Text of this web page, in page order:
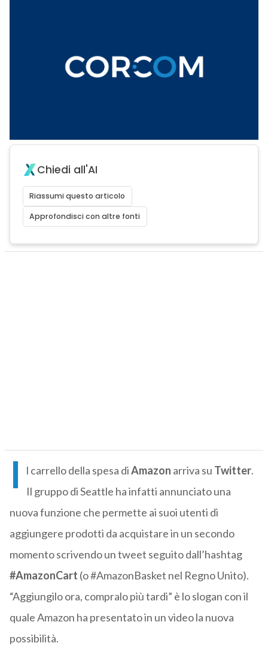
Chiedi all'AI
Riassumi questo articolo
Approfondisci con altre fonti
I l carrello della spesa diAmazon arriva su Twitter.
Il gruppo di Seattle ha infatti annunciato una
nuova funzione che permette ai suoi utenti di
aggiungere prodotti da acquistare in un secondo
momento scrivendo un tweet seguito dall’hashtag
#AmazonCart (o #AmazonBasket nel Regno Unito).
“Aggiungilo ora, compralo più tardi” è lo slogan con il
quale Amazon ha presentato in un video la nuova
possibilità.